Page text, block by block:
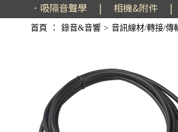
．吸隔音聲學 | 相機&附件 |
首頁 ： 錄音&音響 > 音訊線材/轉接/傳